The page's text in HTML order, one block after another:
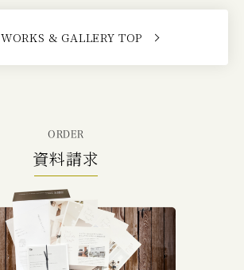
WORKS & GALLERY TOP
ORDER
資料請求